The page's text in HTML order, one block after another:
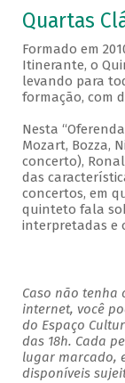
Quartas
Formado em
Itinerante, o
levando para
formação, com
Nesta
Mozart, Bozza,
concerto),
das
concertos, em
quinteto fala
interpretadas e
Caso não
internet, você
do Espaço
das 18h. Cada
lugar marcado,
disponíveis